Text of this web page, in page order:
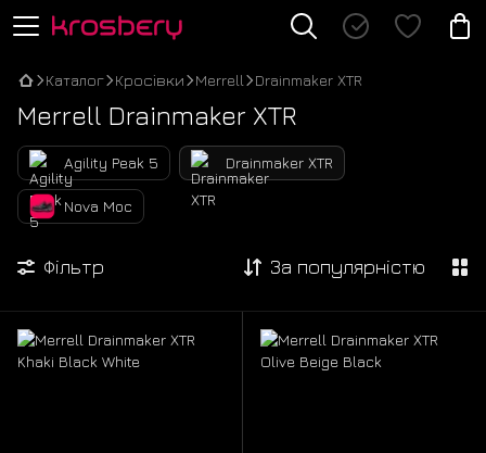
Каталог Кросівки Merrell Drainmaker XTR
Merrell Drainmaker XTR
Agility Peak 5 Drainmaker XTR
Nova Moc
Фільтр За популярністю